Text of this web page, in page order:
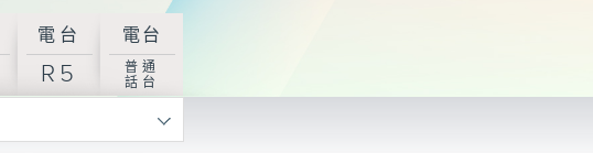
電台
R5
電台
普通
話台